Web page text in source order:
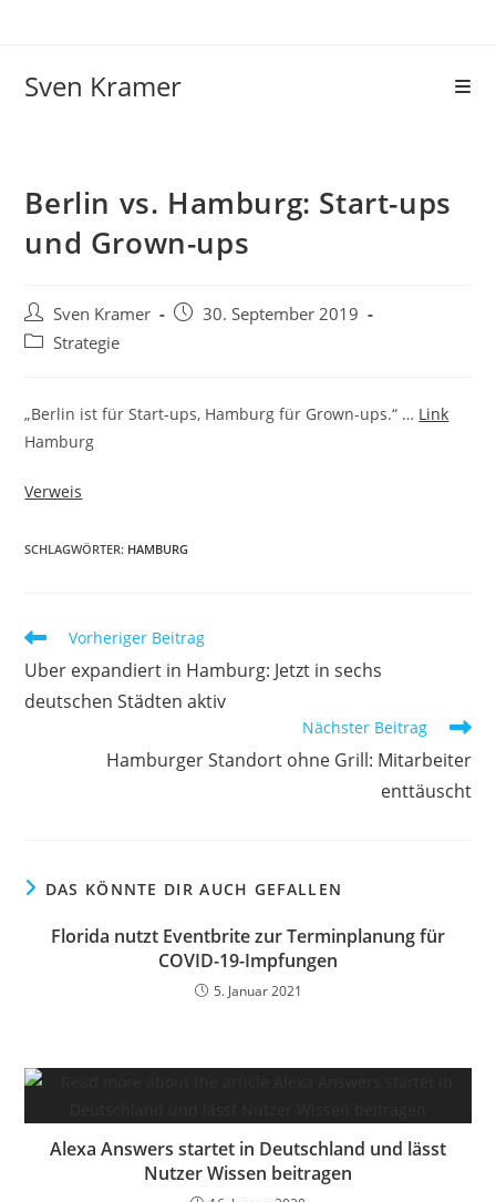
Sven Kramer
Berlin vs. Hamburg: Start-ups
und Grown-ups
Sven Kramer
30. September 2019
Strategie
„Berlin ist für Start-ups, Hamburg für Grown-ups.“ … Link
Hamburg
Verweis
SCHLAGWÖRTER: HAMBURG
Vorheriger Beitrag
Uber expandiert in Hamburg: Jetzt in sechs
deutschen Städten aktiv
Nächster Beitrag
Hamburger Standort ohne Grill: Mitarbeiter
enttäuscht
DAS KÖNNTE DIR AUCH GEFALLEN
Florida nutzt Eventbrite zur Terminplanung für
COVID-19-Impfungen
5. Januar 2021
Alexa Answers startet in Deutschland und lässt
Nutzer Wissen beitragen